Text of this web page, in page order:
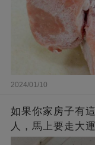
2024/01/10
如果你家房子有
人，馬上要走大